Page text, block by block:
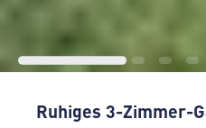
Ruhiges 3-Zimmer-